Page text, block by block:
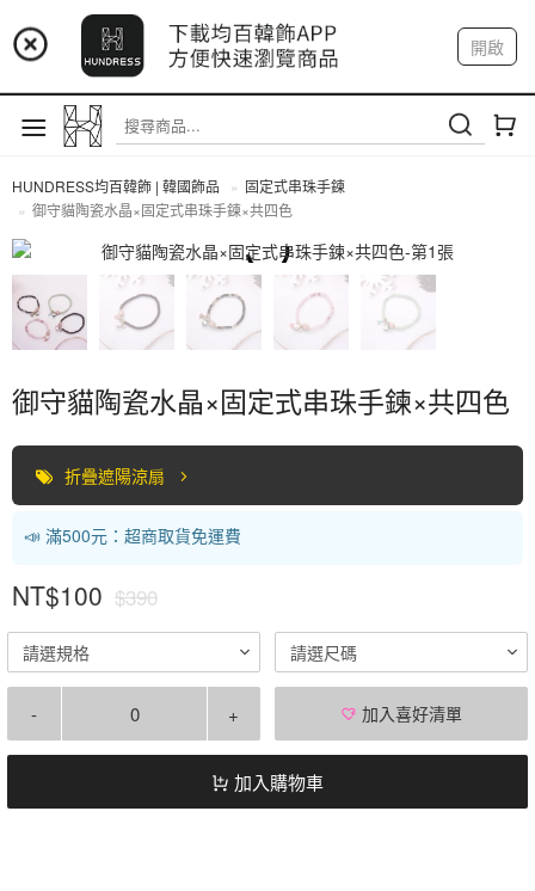
📢 市集預告：9/4-9/6 淡水捷運站
📢 市集預告：9/12-9/13 八里海巡基地
📢 市集預告：8/22-8/23 桃園青埔置地廣場
開啟
註冊 我的帳戶
HUNDRESS均百韓飾 | 韓國飾品
固定式串珠手鍊
御守貓陶瓷水晶×固定式串珠手鍊×共四色
固定式串珠手鍊
御守貓陶瓷水晶×固定式串珠手鍊×共四色
折疊遮陽涼扇
📣 滿500元：超商取貨免運費
NT$100 $390
請選規格 請選尺碼
- + 加入喜好清單
加入購物車